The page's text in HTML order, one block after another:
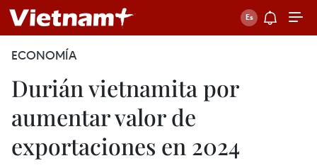
ECONOMÍA
Durián vietnamita por
aumentar valor de
exportaciones en 2024